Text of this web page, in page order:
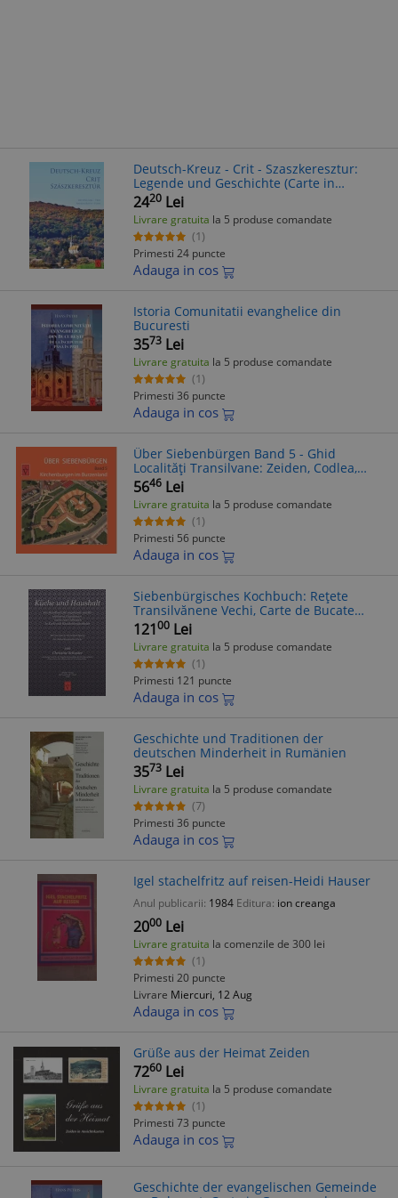
Deutsch-Kreuz - Crit - Szaszkeresztur:
Legende und Geschichte (Carte in
Germana, Michael-Schmidt-Stiftung)
2420 Lei
Livrare gratuita la 5 produse comandate
(1)
Primesti 24 puncte
Adauga in cos
Istoria Comunitatii evanghelice din
Bucuresti
3573 Lei
Livrare gratuita la 5 produse comandate
(1)
Primesti 36 puncte
Adauga in cos
Über Siebenbürgen Band 5 - Ghid
Localități Transilvane: Zeiden, Codlea,
Cristian, Feldioara, Harman - Carte în
Germană
5646 Lei
Livrare gratuita la 5 produse comandate
(1)
Primesti 56 puncte
Adauga in cos
Siebenbürgisches Kochbuch: Rețete
Transilvănene Vechi, Carte de Bucate
Germană, Christine Schuster,
Gastronomie Germană, Bucate
Tradiționale
12100 Lei
Livrare gratuita la 5 produse comandate
(1)
Primesti 121 puncte
Adauga in cos
Geschichte und Traditionen der
deutschen Minderheit in Rumänien
3573 Lei
Livrare gratuita la 5 produse comandate
(7)
Primesti 36 puncte
Adauga in cos
Igel stachelfritz auf reisen-Heidi Hauser
Anul publicarii: 1984 Editura: ion creanga
2000 Lei
Livrare gratuita la comenzile de 300 lei
(1)
Primesti 20 puncte
Livrare Miercuri, 12 Aug
Adauga in cos
Grüße aus der Heimat Zeiden
7260 Lei
Livrare gratuita la 5 produse comandate
(1)
Primesti 73 puncte
Adauga in cos
Geschichte der evangelischen Gemeinde